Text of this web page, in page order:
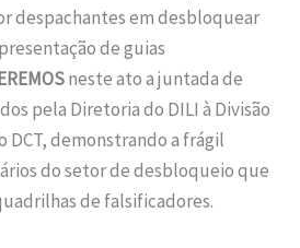
despachantes em desbloquear
de guias
neste ato a juntada de
pela Diretoria do DILI à Divisão
DCT, demonstrando a frágil
do setor de desbloqueio que
de falsificadores.